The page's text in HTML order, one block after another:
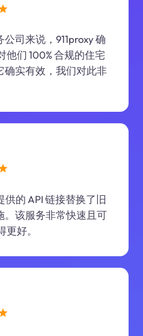
司来说，911proxy 确
他们 100% 合规的住宅
确实有效，我们对此非
供的 API 链接替换了旧
。该服务非常快速且可
好。